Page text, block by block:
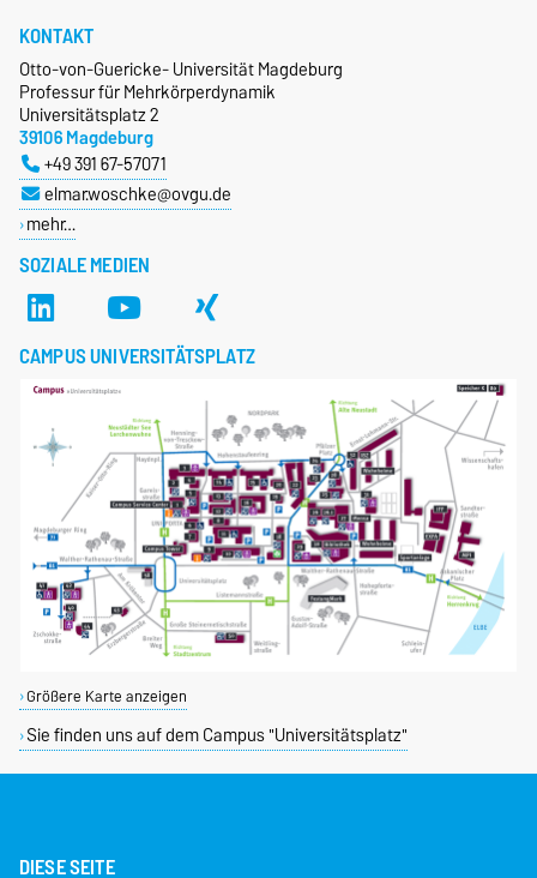
SOZIALE MEDIEN
KONTAKT
Otto-von-Guericke- Universität Magdeburg
Professur für Mehrkörperdynamik
Universitätsplatz 2
39106 Magdeburg
+49 391 67-57071
elmar.woschke@ovgu.de
mehr…
CAMPUS UNIVERSITÄTSPLATZ
Größere Karte anzeigen
Sie finden uns auf dem Campus "Universitätsplatz"
DIESE SEITE